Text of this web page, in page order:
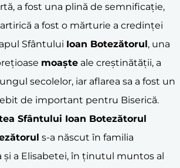
a fost una plină de semnificație,
a fost o mărturie a credinței
Sfântului Ioan Botezătorul, una
moaște ale creștinătății, a
secolelor, iar aflarea sa a fost un
de important pentru Biserică.
Sfântului Ioan Botezătorul
s-a născut în familia
și a Elisabetei, în ținutul muntos al